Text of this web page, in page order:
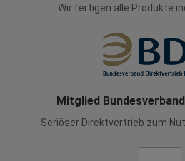
Wir fertigen alle Produkte
Mitglied
Seriöser Direktvertrieb zum